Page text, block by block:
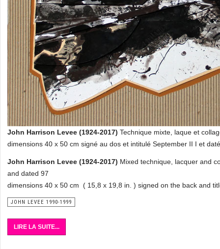
John Harrison Levee (1924-2017) Technique mixte, laque et
dimensions 40 x 50 cm signé au dos et intitulé September II I et
John Harrison Levee (1924-2017) Mixed technique, lacquer and
and dated 97
dimensions 40 x 50 cm ( 15,8 x 19,8 in. ) signed on the back and
JOHN LEVEE 1990-1999
LIRE LA SUITE...